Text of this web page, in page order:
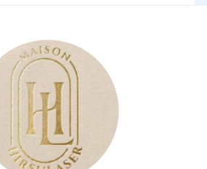
( Laser ERBIUM +
verrues, molluscums,
séborrhéiques par